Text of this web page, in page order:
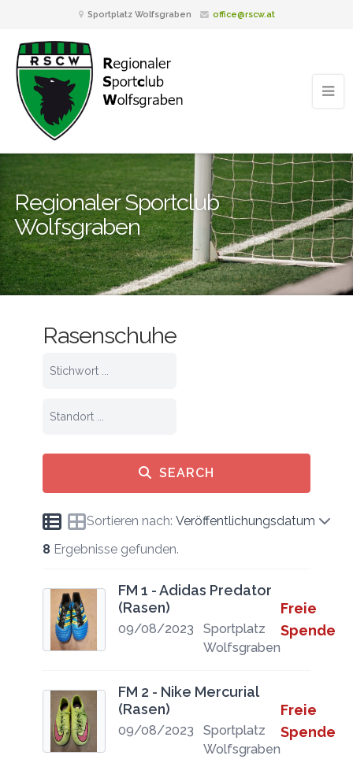
Sportplatz Wolfsgraben office@rscw.at
Regionaler Sportclub
Wolfsgraben
Rasenschuhe
SEARCH
Sortieren nach: Veröffentlichungsdatum
8 Ergebnisse gefunden.
FM 1 - Adidas Predator
(Rasen)
09/08/2023
Sportplatz
Wolfsgraben
Freie
Spende
FM 2 - Nike Mercurial
(Rasen)
09/08/2023
Sportplatz
Wolfsgraben
Freie
Spende